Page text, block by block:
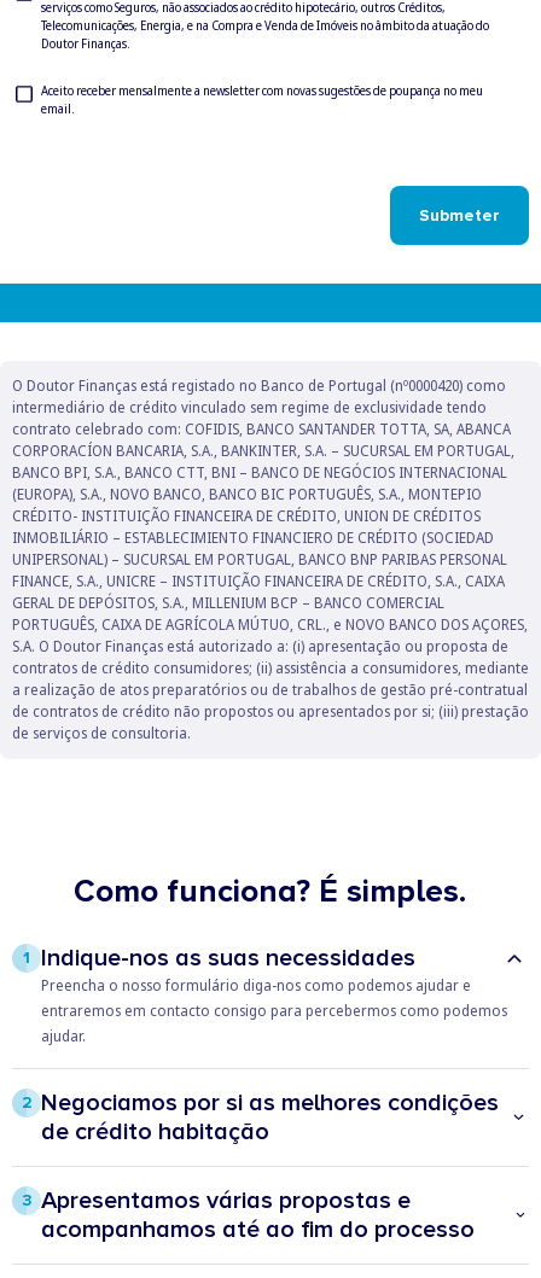
Check
serviços como Seguros, não associados ao crédito hipotecário, outros Créditos,
Telecomunicações, Energia, e na Compra e Venda de Imóveis no âmbito da atuação do
Doutor Finanças.
Newsletter
Check
Aceito receber mensalmente a newsletter com novas sugestões de poupança no meu
email.
Submeter
O Doutor Finanças está registado no Banco de Portugal (nº0000420) como
intermediário de crédito vinculado sem regime de exclusividade tendo
contrato celebrado com: COFIDIS, BANCO SANTANDER TOTTA, SA, ABANCA
CORPORACÍON BANCARIA, S.A., BANKINTER, S.A. – SUCURSAL EM PORTUGAL,
BANCO BPI, S.A., BANCO CTT, BNI – BANCO DE NEGÓCIOS INTERNACIONAL
(EUROPA), S.A., NOVO BANCO, BANCO BIC PORTUGUÊS, S.A., MONTEPIO
CRÉDITO- INSTITUIÇÃO FINANCEIRA DE CRÉDITO, UNION DE CRÉDITOS
INMOBILIÁRIO – ESTABLECIMIENTO FINANCIERO DE CRÉDITO (SOCIEDAD
UNIPERSONAL) – SUCURSAL EM PORTUGAL, BANCO BNP PARIBAS PERSONAL
FINANCE, S.A., UNICRE – INSTITUIÇÃO FINANCEIRA DE CRÉDITO, S.A., CAIXA
GERAL DE DEPÓSITOS, S.A., MILLENIUM BCP – BANCO COMERCIAL
PORTUGUÊS, CAIXA DE AGRÍCOLA MÚTUO, CRL., e NOVO BANCO DOS AÇORES,
S.A. O Doutor Finanças está autorizado a: (i) apresentação ou proposta de
contratos de crédito consumidores; (ii) assistência a consumidores, mediante
a realização de atos preparatórios ou de trabalhos de gestão pré-contratual
de contratos de crédito não propostos ou apresentados por si; (iii) prestação
de serviços de consultoria.
Como funciona? É simples.
1 Indique-nos as suas necessidades
Preencha o nosso formulário diga-nos como podemos ajudar e
entraremos em contacto consigo para percebermos como podemos
ajudar.
2 Negociamos por si as melhores condições
de crédito habitação
instituições a melhor proposta para si.
3 Apresentamos várias propostas e
acompanhamos até ao fim do processo